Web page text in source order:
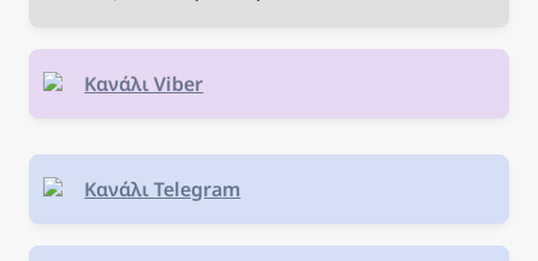
Κανάλι Viber
Κανάλι Telegram